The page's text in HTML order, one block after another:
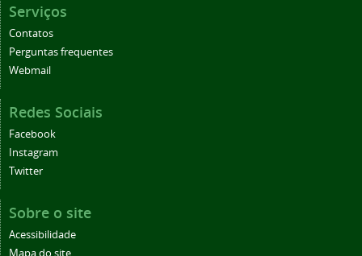
Serviços
Contatos
Perguntas frequentes
Webmail
Redes Sociais
Facebook
Instagram
Twitter
Sobre o site
Acessibilidade
Mapa do site